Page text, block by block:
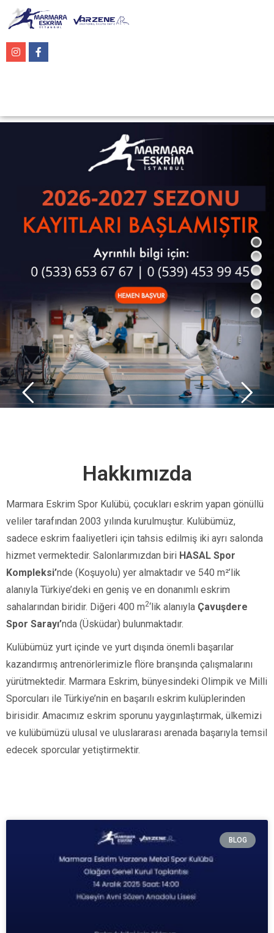
Hakkımızda
Marmara Eskrim Spor Kulübü, çocukları eskrim yapan gönüllü
veliler tarafından 2003 yılında kurulmuştur. Kulübümüz,
sadece eskrim faaliyetleri için tahsis edilmiş iki ayrı salonda
hizmet vermektedir. Salonlarımızdan biri HASAL Spor
Kompleksi’nde (Koşuyolu) yer almaktadır ve 540 m²’lik
alanıyla Türkiye’deki en geniş ve en donanımlı eskrim
sahalarından biridir. Diğeri 400 m2‘lik alanıyla Çavuşdere
Spor Sarayı’nda (Üsküdar) bulunmaktadır.
Kulübümüz yurt içinde ve yurt dışında önemli başarılar
kazandırmış antrenörlerimizle flöre branşında çalışmalarını
yürütmektedir. Marmara Eskrim, bünyesindeki Olimpik ve Milli
Sporcuları ile Türkiye’nin en başarılı eskrim kulüplerinden
birisidir. Amacımız eskrim sporunu yaygınlaştırmak, ülkemizi
ve kulübümüzü ulusal ve uluslararası arenada başarıyla temsil
edecek sporcular yetiştirmektir.
BLOG